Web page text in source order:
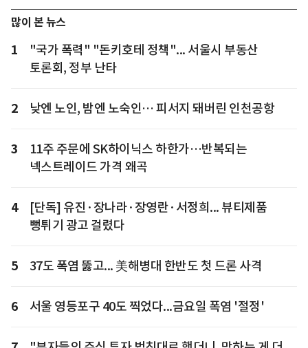
많이 본 뉴스
1
"국가 폭력" "돈키호테 정책"... 서울시 부동산
토론회, 정부 난타
2 낮엔 노인, 밤엔 노숙인… 피서지 돼버린 인천공항
3
11주 주문에 SK하이닉스 하한가…반복되는
넥스트레이드 가격 왜곡
4
[단독] 유진·장나라·장영란·서정희... 뷰티제품
뻥튀기 광고 걸렸다
5 37도 폭염 뚫고... 美해병대 한반도 첫 드론 사격
6 서울 영등포구 40도 찍었다...금요일 폭염 '절정'